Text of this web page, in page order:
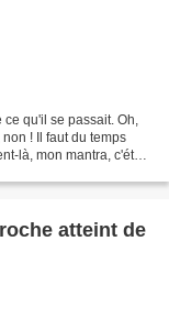
qu'il se passait. Oh,
! Il faut du temps
là, mon mantra, c'était
atteint de